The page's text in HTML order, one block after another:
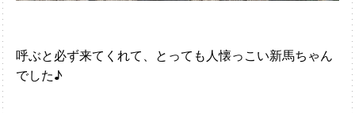
呼ぶと必ず来てくれて、とっても人懐っこい新馬ちゃん
でした♪